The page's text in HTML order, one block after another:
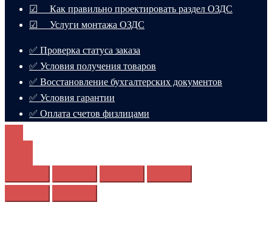
☑ Как правильно проектировать раздел ОЗДС
☑ Услуги монтажа ОЗДС
✅ Проверка статуса заказа
✅ Условия получения товаров
✅ Восстановление бухгалтерских документов
✅ Условия гарантии
✅ Оплата счетов физлицами